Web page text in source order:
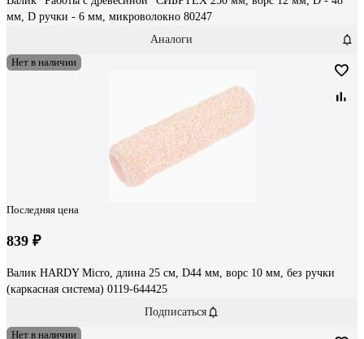
мм, D ручки - 6 мм, микроволокно 80247
Аналоги
Нет в наличии
Последняя цена
839 ₽
Валик HARDY Micro, длина 25 см, D44 мм, ворс 10 мм, без ручки
(каркасная система) 0119-644425
Подписаться
Нет в наличии